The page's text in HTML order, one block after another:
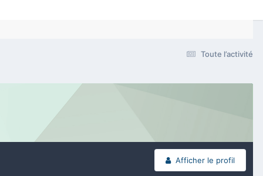
Toute l’activité
Afficher le profil